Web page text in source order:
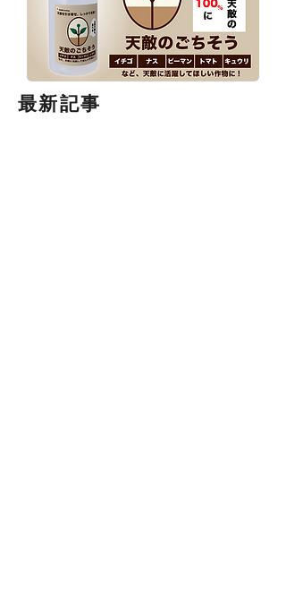
アファーム乳剤はどう
やって使う？─イチ
ゴ、トマト、ナス、キ
ュウリのアザミウマ、
コナジラミ、オオタバ
最新記事